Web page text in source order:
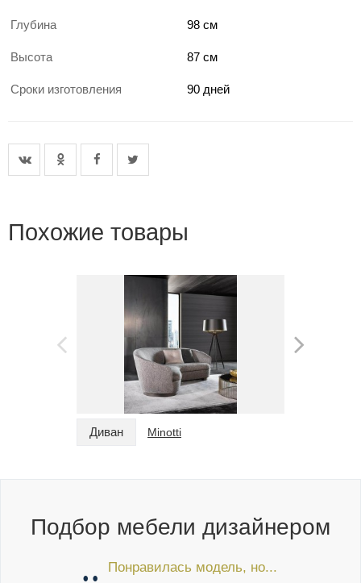
Глубина 98 см
Высота 87 см
Сроки изготовления 90 дней
Похожие товары
Диван Minotti
Подбор мебели дизайнером
Понравилась модель, но...